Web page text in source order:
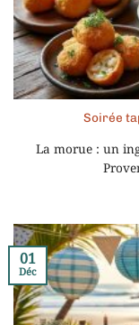
Soirée
La morue : un
01
Déc